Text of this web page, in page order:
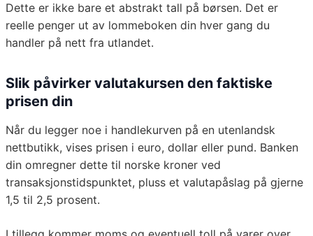
Dette er ikke bare et abstrakt tall på børsen. Det er
reelle penger ut av lommeboken din hver gang du
handler på nett fra utlandet.
Slik påvirker valutakursen den faktiske
prisen din
Når du legger noe i handlekurven på en utenlandsk
nettbutikk, vises prisen i euro, dollar eller pund. Banken
din omregner dette til norske kroner ved
transaksjonstidspunktet, pluss et valutapåslag på gjerne
1,5 til 2,5 prosent.